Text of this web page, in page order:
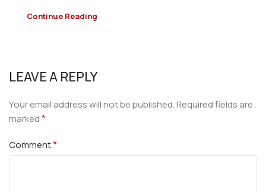
Continue Reading
LEAVE A REPLY
Your email address will not be published.Required fields are
marked*
Comment*